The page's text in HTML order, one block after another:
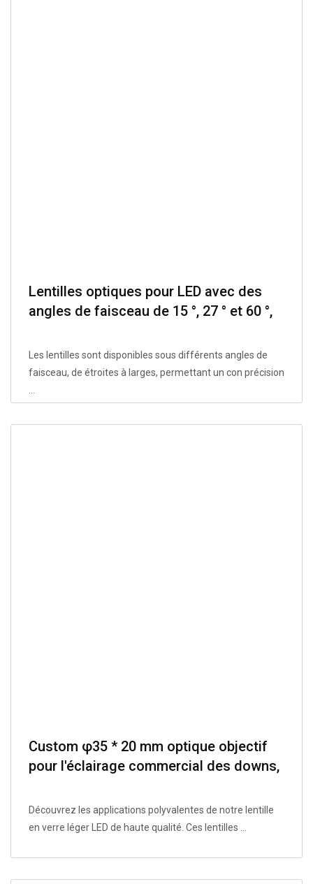
Lentilles optiques pour LED avec des
angles de faisceau de 15 °, 27 ° et 60 °,
PMMA et associés à des sources
lumineuses XPE.
Les lentilles sont disponibles sous différents angles de
faisceau, de étroites à larges, permettant un con précision
Custom φ35 * 20 mm optique objectif
pour l'éclairage commercial des downs,
lumineux.
Découvrez les applications polyvalentes de notre lentille
en verre léger LED de haute qualité. Ces lentilles ...